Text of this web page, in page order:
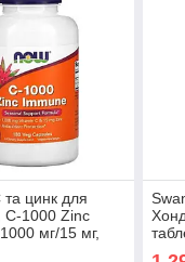
та цинк для
C-1000 Zinc
мг/15 мг,